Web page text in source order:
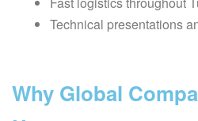
Technical presentations
Why Global